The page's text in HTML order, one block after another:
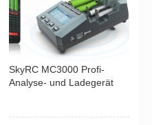
SkyRC MC3000 Profi-
Analyse- und Ladegerät